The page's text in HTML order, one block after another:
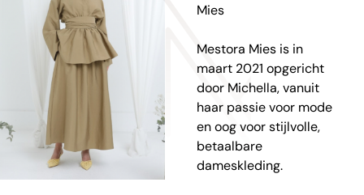
Mies
Mestora Mies is in
maart 2021 opgericht
door Michella, vanuit
haar passie voor mode
en oog voor stijlvolle,
betaalbare
dameskleding.